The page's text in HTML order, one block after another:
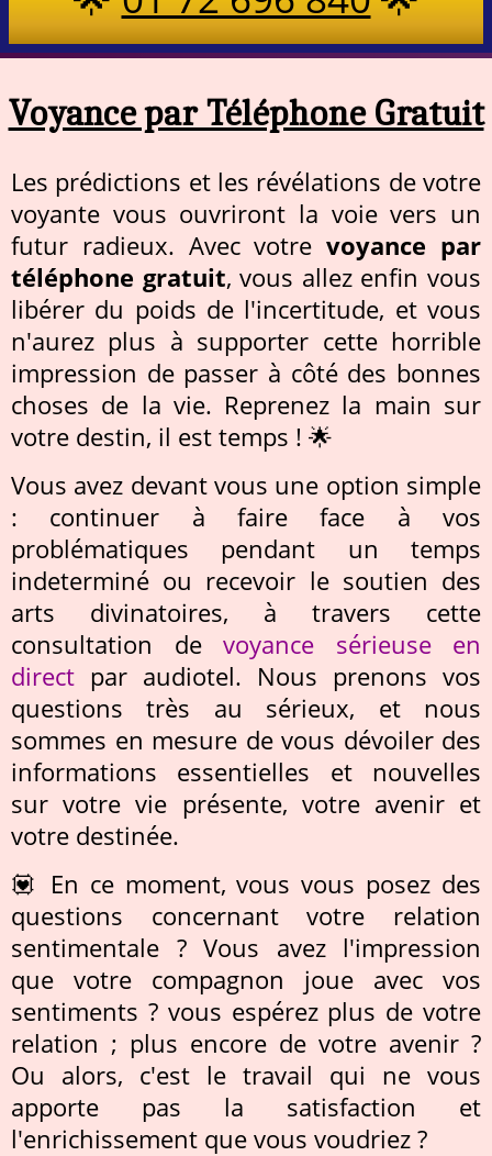
Voyance par Téléphone Gratuit
Les prédictions et les révélations de votre
voyante vous ouvriront la voie vers un
futur radieux. Avec votrevoyance par
téléphone gratuit, vous allez enfin vous
libérer du poids de l'incertitude, et vous
n'aurez plus à supporter cette horrible
impression de passer à côté des bonnes
choses de la vie. Reprenez la main sur
votre destin, il est temps ! 🌟
Vous avez devant vous une option simple
: continuer à faire face à vos
problématiques pendant un temps
indeterminé ou recevoir le soutien des
arts divinatoires, à travers cette
consultation de voyance sérieuse en
direct par audiotel. Nous prenons vos
questions très au sérieux, et nous
sommes en mesure de vous dévoiler des
informations essentielles et nouvelles
sur votre vie présente, votre avenir et
votre destinée.
💟 En ce moment, vous vous posez des
questions concernant votre relation
sentimentale ? Vous avez l'impression
que votre compagnon joue avec vos
sentiments ? vous espérez plus de votre
relation ; plus encore de votre avenir ?
Ou alors, c'est le travail qui ne vous
apporte pas la satisfaction et
l'enrichissement que vous voudriez ?